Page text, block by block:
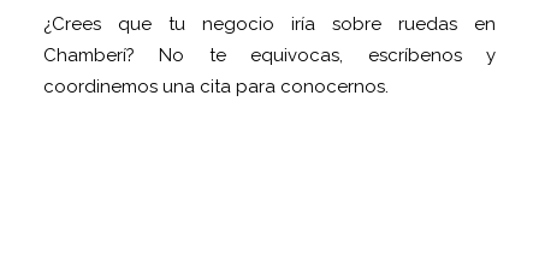
¿Crees que tu negocio iría sobre ruedas en
Chamberí? No te equivocas, escríbenos y
coordinemos una cita para conocernos.